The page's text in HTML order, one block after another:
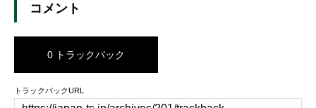
コメント
0 トラックバック
トラックバックURL